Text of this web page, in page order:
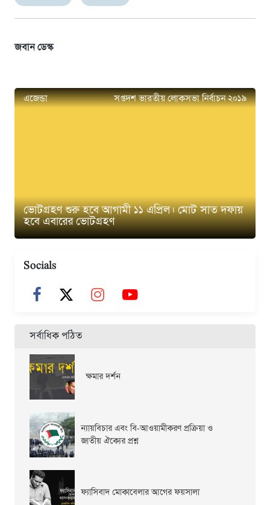
জবান ডেস্ক
এজেন্ডা সপ্তদশ ভারতীয় লোকসভা নির্বাচন ২০১৯
ভোটগ্রহণ শুরু হবে আগামী ১১ এপ্রিল। মোট সাত দফায়
হবে এবারের ভোটগ্রহণ
Socials
সর্বাধিক পঠিত
ক্ষমার দর্শন
ন্যায়বিচার এবং বি-আওয়ামীকরণ প্রক্রিয়া ও
জাতীয় ঐক্যের প্রশ্ন
ফ্যাসিবাদ মোকাবেলার আগের ফয়সালা